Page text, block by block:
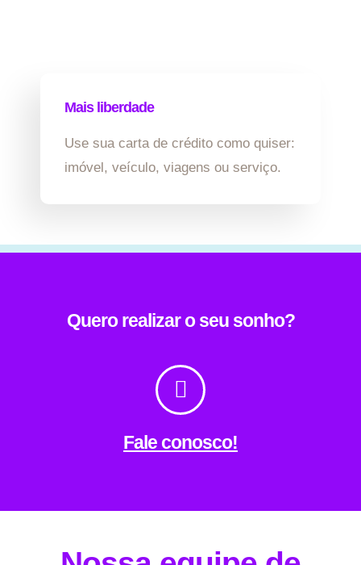
Mais liberdade
Use sua carta de crédito como quiser:
imóvel, veículo, viagens ou serviço.
Quero realizar o seu sonho?
Fale conosco!